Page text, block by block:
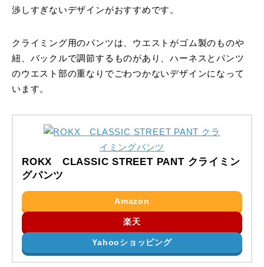
渉しすぎないデザインがおすすめです。
クライミング用のパンツは、ウエストがゴム製のものや
紐、バックルで調節するものがあり、ハーネスとパンツ
のウエスト部の重なりでごわつかないデザインになって
います。
ROKX CLASSIC STREET PANT クライミン
グパンツ
Amazon
楽天
Yahooショッピング